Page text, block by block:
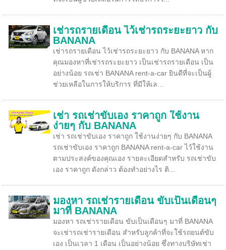
เช่ารถรายเดือน ไว้เช่ารถระยะยาว กับ
BANANA
เช่ารถรายเดือน ไว้เช่ารถระยะยาว กับ BANANA หาก
คุณมองหาที่เช่ารถระยะยาว เป็นเช่ารถรายเดือน เป็น
อย่างน้อย รถเช่า BANANA rent-a-car ยินดีที่จะเป็นผู้
ช่วยเหลือในการให้บริการ ที่มีให้เล...
เช่า รถเช่าขับเอง ราคาถูก ใช้งาน
ง่ายๆ กับ BANANA
เช่า รถเช่าขับเอง ราคาถูก ใช้งานง่ายๆ กับ BANANA
รถเช่าขับเอง ราคาถูก BANANA rent-a-car ไว้ใช้งาน
ตามประสงค์ของคุณเอง รายละเอียดสำหรับ รถเช่าขับ
เอง ราคาถูก ดังกล่าว ต้องทำอย่างไร ติ...
มองหา รถเช่ารายเดือน ขับเป็นเดือนๆ
มาที่ BANANA
มองหา รถเช่ารายเดือน ขับเป็นเดือนๆ มาที่ BANANA
จะเช่ารถเช่ารายเดือน สำหรับลูกค้าที่จะใช้รถยนต์ขับ
เอง เป็นเวลา 1 เดือน เป็นอย่างน้อย ซึ่งทางบริษัทเช่า